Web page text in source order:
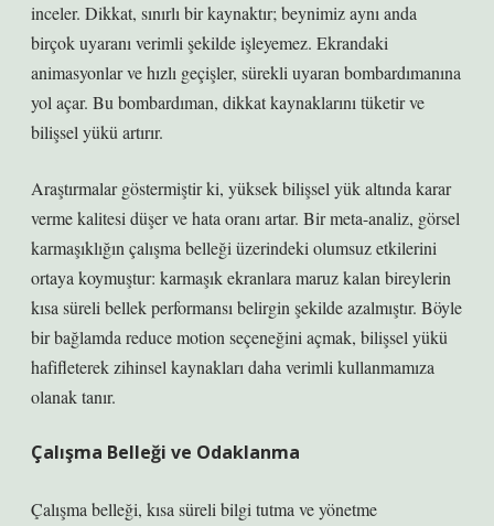
inceler. Dikkat, sınırlı bir kaynaktır; beynimiz aynı anda
birçok uyaranı verimli şekilde işleyemez. Ekrandaki
animasyonlar ve hızlı geçişler, sürekli uyaran bombardımanına
yol açar. Bu bombardıman, dikkat kaynaklarını tüketir ve
bilişsel yükü artırır.
Araştırmalar göstermiştir ki, yüksek bilişsel yük altında karar
verme kalitesi düşer ve hata oranı artar. Bir meta-analiz, görsel
karmaşıklığın çalışma belleği üzerindeki olumsuz etkilerini
ortaya koymuştur: karmaşık ekranlara maruz kalan bireylerin
kısa süreli bellek performansı belirgin şekilde azalmıştır. Böyle
bir bağlamda reduce motion seçeneğini açmak, bilişsel yükü
hafifleterek zihinsel kaynakları daha verimli kullanmamıza
olanak tanır.
Çalışma Belleği ve Odaklanma
Çalışma belleği, kısa süreli bilgi tutma ve yönetme